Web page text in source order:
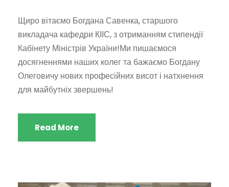
Щиро вітаємо Богдана Савенка, старшого
викладача кафедри КІІС, з отриманням стипендії
Кабінету Міністрів України!Ми пишаємося
досягненнями наших колег та бажаємо Богдану
Олеговичу нових професійних висот і натхнення
для майбутніх звершень!
Read More